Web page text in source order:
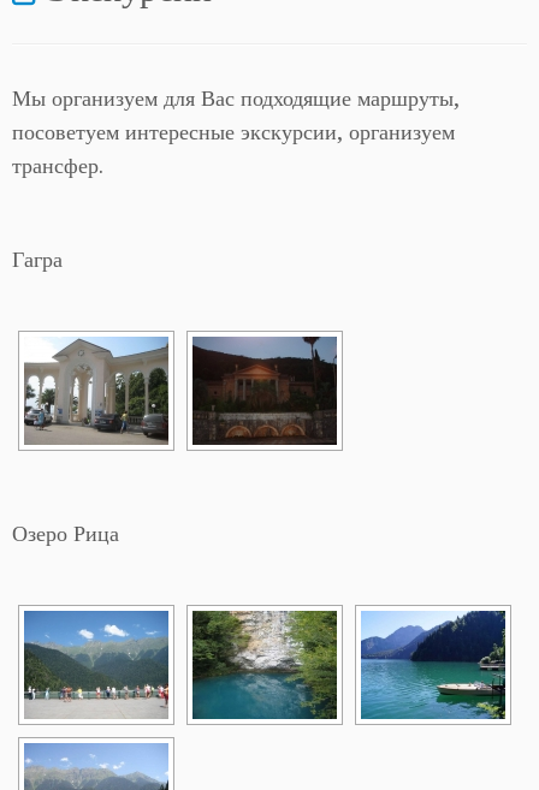
Мы организуем для Вас подходящие маршруты,
посоветуем интересные экскурсии, организуем
трансфер.
Гагра
Озеро Рица